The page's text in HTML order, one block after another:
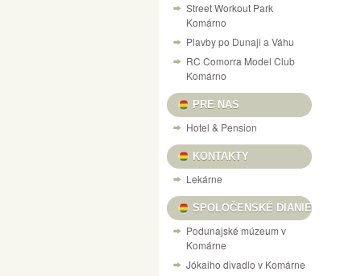
Street Workout Park
Komárno
Plavby po Dunaji a Váhu
RC Comorra Model Club
Komárno
PRE NAS
Hotel & Pension
KONTAKTY
Lekárne
SPOLOČENSKÉ DIANIE
Podunajské múzeum v
Komárne
Jókaiho divadlo v Komárne